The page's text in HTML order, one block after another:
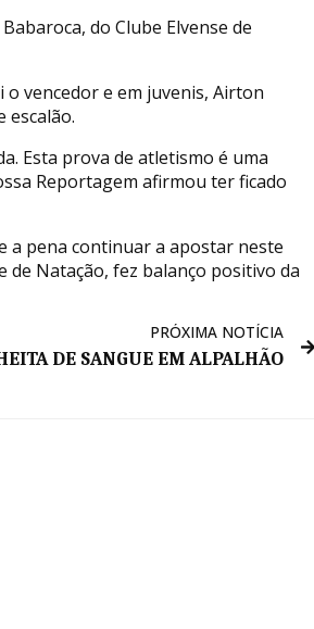
do Clube Elvense de
vencedor e em juvenis, Airton
escalão.
Esta prova de atletismo é uma
Reportagem afirmou ter ficado
a pena continuar a apostar neste
de Natação, fez balanço positivo da
PRÓXIMA NOTÍCIA
DE SANGUE EM ALPALHÃO